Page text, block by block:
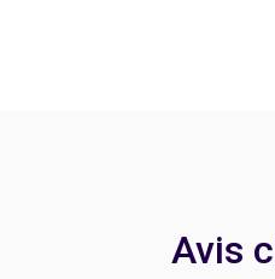
Avis